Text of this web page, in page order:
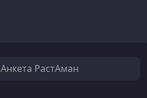
Анкета РастАман